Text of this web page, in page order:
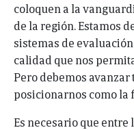
coloquen a la
de la región. Estamos
sistemas de
calidad que nos
Pero debemos
posicionarnos como la
Es necesario que